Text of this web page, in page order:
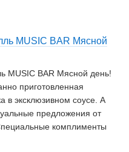
MUSIC BAR Мясной
MUSIC BAR Мясной день!
приготовленная
в эксклюзивном соусе. А
предложения от
комплименты